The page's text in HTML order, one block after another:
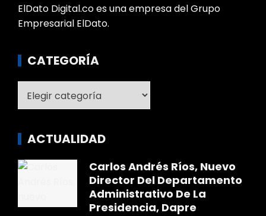
ElDato Digital.co es una empresa del Grupo
Empresarial ElDato.
CATEGORÍA
ACTUALIDAD
Carlos Andrés Ríos, Nuevo
Director Del Departamento
Administrativo De La
Presidencia, Dapre